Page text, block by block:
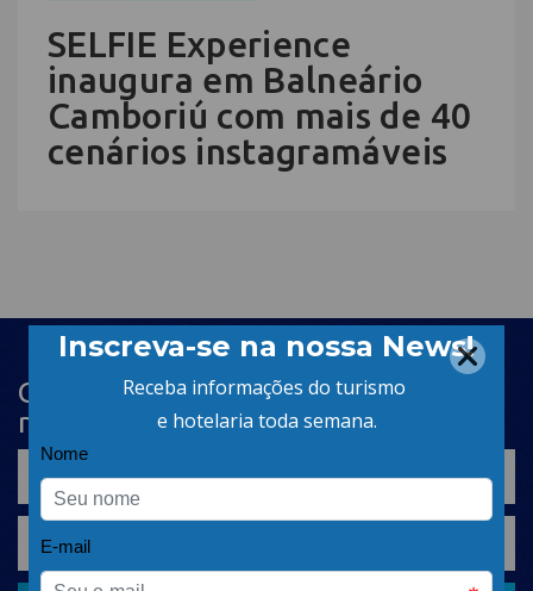
SELFIE Experience
inaugura em Balneário
Camboriú com mais de 40
cenários instagramáveis
Cadastre-se na newsletter e receba
nosso conteúdo em seu e-mail